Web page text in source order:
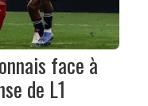
face à
de L1